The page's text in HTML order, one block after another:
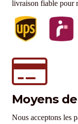
livraison fiable pour
Moyens
Nous acceptons les